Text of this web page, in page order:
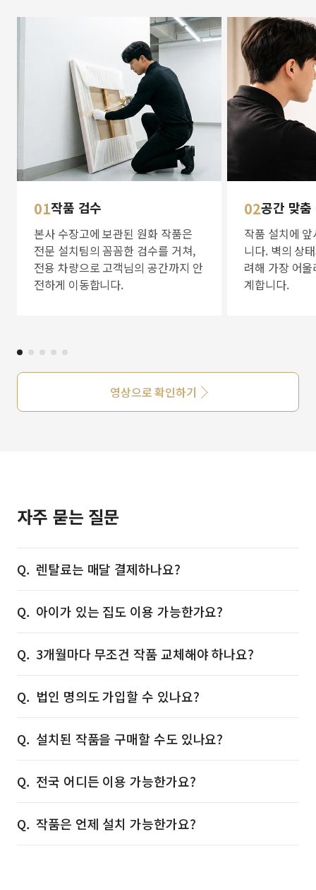
01작품 검수
본사 수장고에 보관된 원화 작품은
전문 설치팀의 꼼꼼한 검수를 거쳐,
전용 차량으로 고객님의 공간까지 안
전하게 이동합니다.
02공간 맞
작품 설치에
니다. 벽의 상
려해 가장 어
계합니다.
영상으로 확인하기
자주 묻는 질문
렌탈료는 매달 결제하나요?
아이가 있는 집도 이용 가능한가요?
3개월마다 무조건 작품 교체해야 하나요?
법인 명의도 가입할 수 있나요?
설치된 작품을 구매할 수도 있나요?
전국 어디든 이용 가능한가요?
작품은 언제 설치 가능한가요?